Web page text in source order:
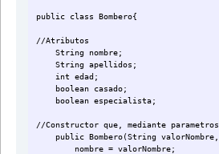
public int getEdad(){
}
public boolean getCasado(){
return casado;
}
return especialista;
}
public class Bombero{
//Atributos
String nombre;
String apellidos;
int edad;
boolean casado;
boolean especialista;
//Constructor que, mediante
public Bombero(String
nombre = valorNombre;